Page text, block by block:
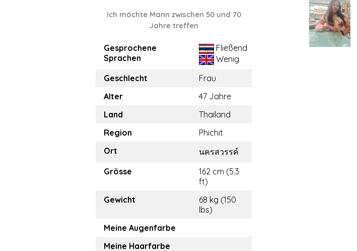
Ich möchte Mann zwischen 50 und 70
Jahre treffen
Gesprochene
Sprachen
Fließend
Wenig
Geschlecht
Frau
Alter
47 Jahre
Land
Thailand
Region
Phichit
Ort
นครสวรรค์
Grösse
162 cm (5.3
ft)
Gewicht
68 kg (150
lbs)
Meine Augenfarbe
Meine Haarfarbe